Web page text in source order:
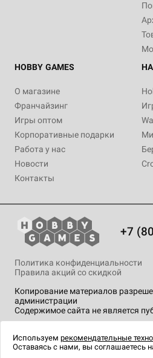
HOBBY GAMES
О магазине
Франчайзинг
Игры оптом
Корпоративные подарки
Работа у нас
Новости
Контакты
+7
Копирование материалов
администрации
Содержимое сайта не является
Политика конфиденциальности
Правила акций со скидкой
технологии .
Используем рекомендательные
Оставаясь с нами, вы соглашаетесь